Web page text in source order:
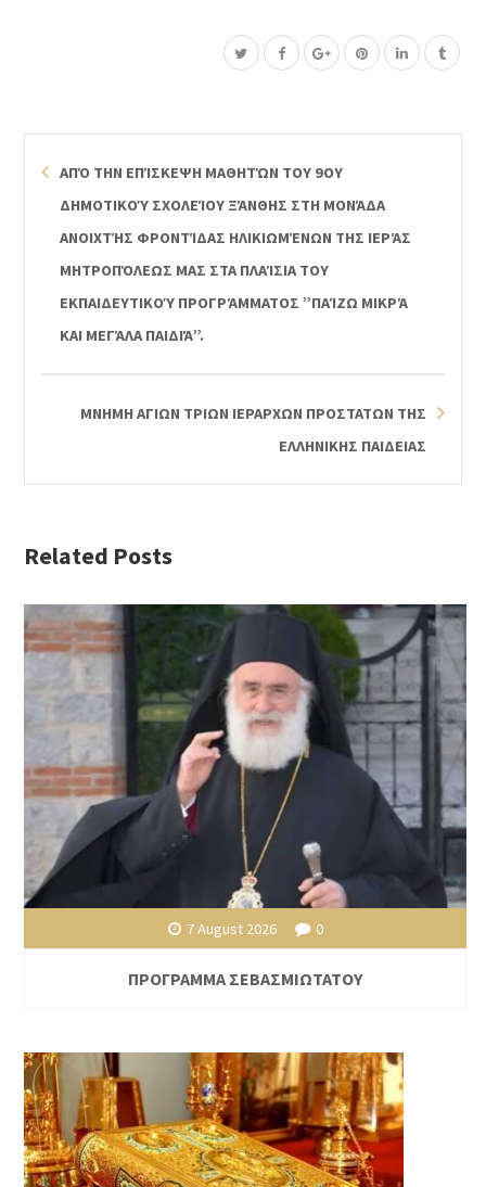
ΑΠΌ ΤΗΝ ΕΠΊΣΚΕΨΗ ΜΑΘΗΤΏΝ ΤΟΥ 9ΟΥ
ΔΗΜΟΤΙΚΟΎ ΣΧΟΛΕΊΟΥ ΞΆΝΘΗΣ ΣΤΗ ΜΟΝΆΔΑ
ΑΝΟΙΧΤΉΣ ΦΡΟΝΤΊΔΑΣ ΗΛΙΚΙΩΜΈΝΩΝ ΤΗΣ ΙΕΡΆΣ
ΜΗΤΡΟΠΌΛΕΩΣ ΜΑΣ ΣΤΑ ΠΛΑΊΣΙΑ ΤΟΥ
ΕΚΠΑΙΔΕΥΤΙΚΟΎ ΠΡΟΓΡΆΜΜΑΤΟΣ ”ΠΑΊΖΩ ΜΙΚΡΆ
ΚΑΙ ΜΕΓΆΛΑ ΠΑΙΔΙΆ”.
ΜΝΗΜΗ ΑΓΙΩΝ ΤΡΙΩΝ ΙΕΡΑΡΧΩΝ ΠΡΟΣΤΑΤΩΝ ΤΗΣ
ΕΛΛΗΝΙΚΗΣ ΠΑΙΔΕΙΑΣ
Related Posts
7 August 2026 0
ΠΡΟΓΡΑΜΜΑ ΣΕΒΑΣΜΙΩΤΑΤΟΥ